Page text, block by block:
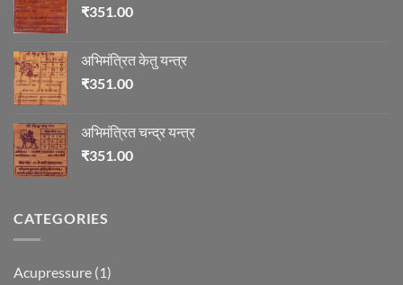
₹351.00
अभिमंत्रित केतु यन्त्र
₹351.00
अभिमंत्रित चन्द्र यन्त्र
₹351.00
CATEGORIES
Acupressure (1)